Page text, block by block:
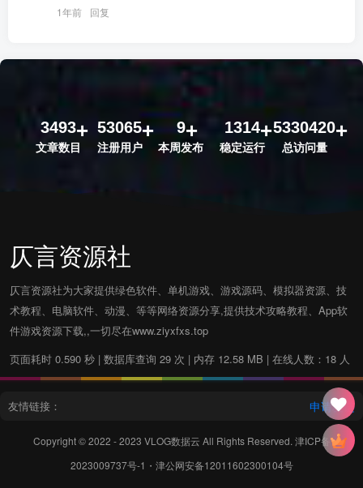
1年前 回复
3493
文章数目
53065
注册用户
9
本周发布
1314
稳定运行
5330420
总访问量
仄言资源社
仄言资源社为大家提供绿色软件、单机游戏、游戏源码、模拟器资源、技
术教程、电脑软件、动漫、等等网络资源分享,提供技术攻略教程、App软
件游戏资源下载,,一切尽在www.ziyxfxs.top
页面耗时 0.590 秒 | 数据库查询 29 次 | 内存 12.58 MB | 在线人数：18 人
友情链接： 申请友链
Copyright © 2022 - 2023 VLOG数据云 All Rights Reserved. 津ICP备
2023009737号-1 ・ 津公网安备12011602300104号